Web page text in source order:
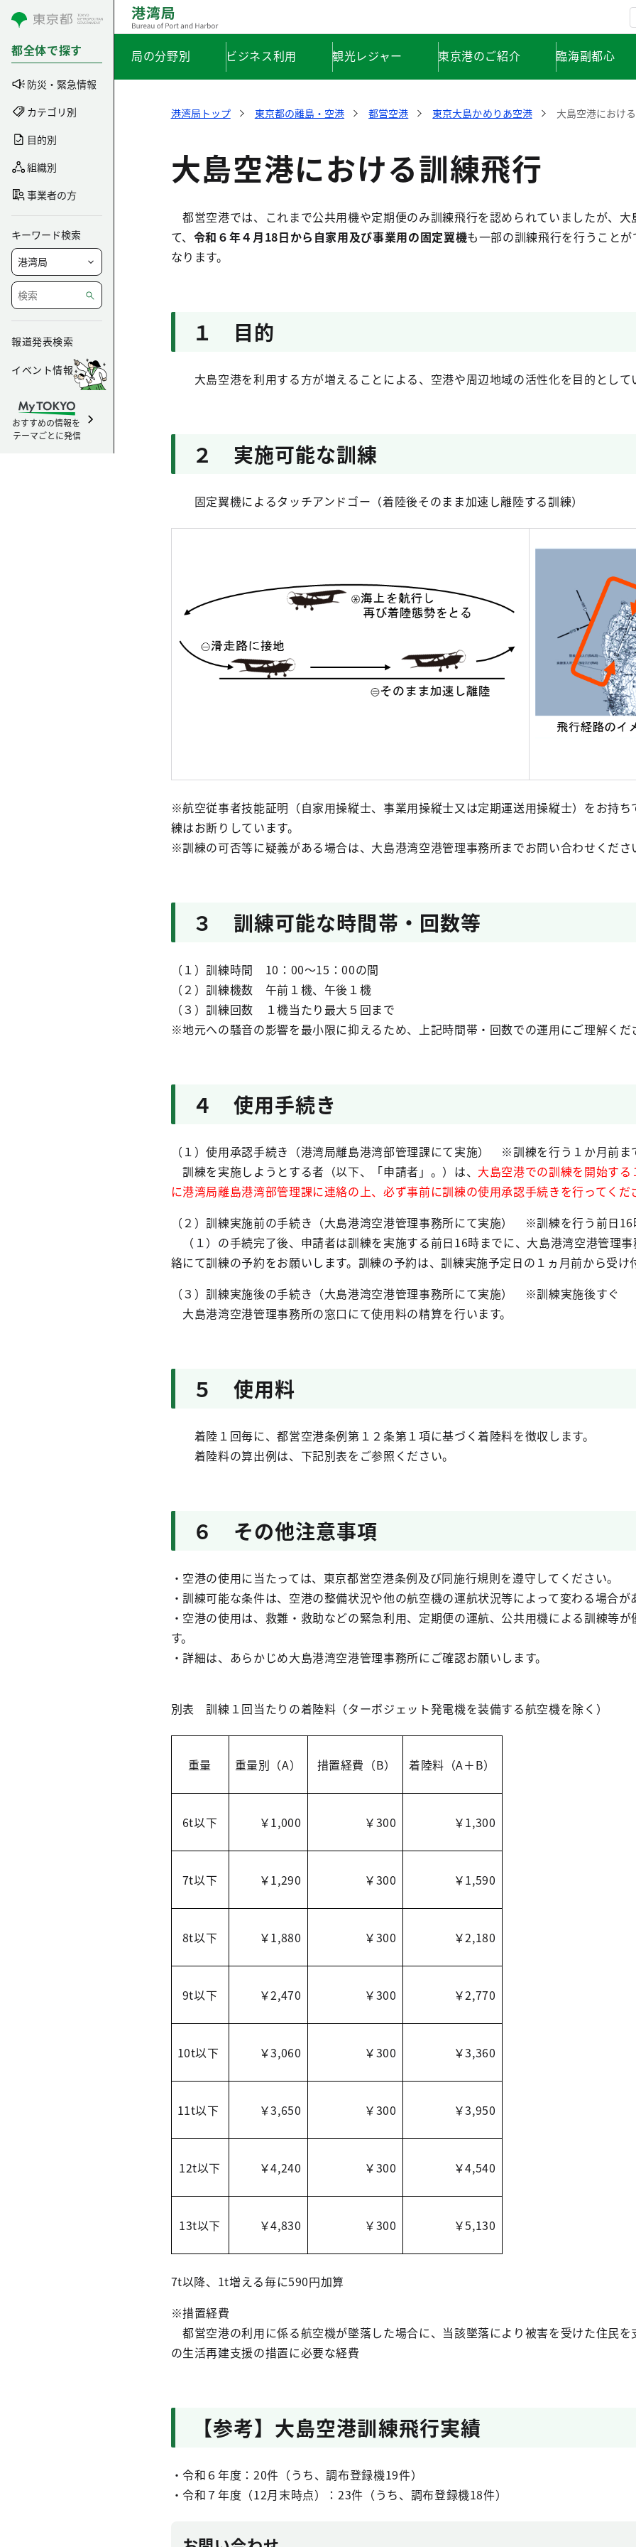
コンテンツにスキップ
都全体で探す
防災・緊急情報
カテゴリ別
目的別
組織別
事業者の方
キーワード検索
報道発表検索
イベント情報
おすすめの情報を
テーマごとに発信
局の分野別 ビジネス利用 観光レジャー 東京港のご紹介 臨海副都心
港湾局トップ 東京都の離島・空港 都営空港 東京大島かめりあ空港 大島空港におけ
大島空港における訓練飛行
都営空港では、これまで公共用機や定期便のみ訓練飛行を認められていましたが、大
て、 令和６年４月18日から自家用及び事業用の固定翼機も一部の訓練飛行を行うこと
なります。
１ 目的
大島空港を利用する方が増えることによる、空港や周辺地域の活性化を目的として
２ 実施可能な訓練
固定翼機によるタッチアンドゴー（着陸後そのまま加速し離陸する訓練）
※航空従事者技能証明（自家用操縦士、事業用操縦士又は定期運送用操縦士）をお持ち
練はお断りしています。
※訓練の可否等に疑義がある場合は、大島港湾空港管理事務所までお問い合わせくださ
３ 訓練可能な時間帯・回数等
（１）訓練時間 10：00～15：00の間
（２）訓練機数 午前１機、午後１機
（３）訓練回数 １機当たり最大５回まで
※地元への騒音の影響を最小限に抑えるため、上記時間帯・回数での運用にご理解くだ
４ 使用手続き
（１）使用承認手続き（港湾局離島港湾部管理課にて実施） ※訓練を行う１か月前ま
訓練を実施しようとする者（以下、「申請者」。）は、 大島空港での訓練を開始する
に港湾局離島港湾部管理課に連絡の上、必ず事前に訓練の使用承認手続きを行ってくだ
（２）訓練実施前の手続き（大島港湾空港管理事務所にて実施） ※訓練を行う前日16
（１）の手続完了後、申請者は訓練を実施する前日16時までに、大島港湾空港管理事
絡にて訓練の予約をお願いします。訓練の予約は、訓練実施予定日の１ヵ月前から受け
（３）訓練実施後の手続き（大島港湾空港管理事務所にて実施） ※訓練実施後すぐ
大島港湾空港管理事務所の窓口にて使用料の精算を行います。
５ 使用料
着陸１回毎に、都営空港条例第１２条第１項に基づく着陸料を徴収します。
着陸料の算出例は、下記別表をご参照ください。
６ その他注意事項
・空港の使用に当たっては、東京都営空港条例及び同施行規則を遵守してください。
・訓練可能な条件は、空港の整備状況や他の航空機の運航状況等によって変わる場合が
・空港の使用は、救難・救助などの緊急利用、定期便の運航、公共用機による訓練等が
す。
・詳細は、あらかじめ大島港湾空港管理事務所にご確認お願いします。
別表 訓練１回当たりの着陸料（ターボジェット発電機を装備する航空機を除く）
重量 重量別（A） 措置経費（B） 着陸料（A＋B）
6t以下 ￥1,000 ￥300 ￥1,300
7t以下 ￥1,290 ￥300 ￥1,590
8t以下 ￥1,880 ￥300 ￥2,180
9t以下 ￥2,470 ￥300 ￥2,770
10t以下 ￥3,060 ￥300 ￥3,360
11t以下 ￥3,650 ￥300 ￥3,950
12t以下 ￥4,240 ￥300 ￥4,540
13t以下 ￥4,830 ￥300 ￥5,130
7t以降、1t増える毎に590円加算
※措置経費
都営空港の利用に係る航空機が墜落した場合に、当該墜落により被害を受けた住民を
の生活再建支援の措置に必要な経費
【参考】大島空港訓練飛行実績
・令和６年度：20件（うち、調布登録機19件）
・令和７年度（12月末時点）：23件（うち、調布登録機18件）